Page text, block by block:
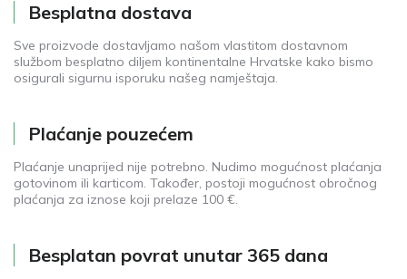
Besplatna dostava
Sve proizvode dostavljamo našom vlastitom dostavnom
službom besplatno diljem kontinentalne Hrvatske kako bismo
osigurali sigurnu isporuku našeg namještaja.
Plaćanje pouzećem
Plaćanje unaprijed nije potrebno. Nudimo mogućnost plaćanja
gotovinom ili karticom. Također, postoji mogućnost obročnog
plaćanja za iznose koji prelaze 100 €.
Besplatan povrat unutar 365 dana